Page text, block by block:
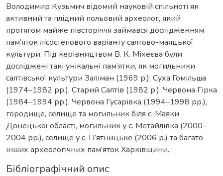
Володимир Кузьмич відомий науковій спільноті як
активний та плідний польовий археолог, який
протягом майже півсторіччя займався дослідженням
пам’яток лісостепового варіанту салтово-маяцької
культури. Під керівництвом В. К. Міхеєва були
досліджені такі унікальні пам’ятки, як могильники
салтівської культури Заліман (1969 р.), Суха Гомільша
(1974–1982 рр.), Старий Салтів (1982 р.), Червона Гірка
(1984–1994 рр.), Червона Гусарівка (1994–1998 рр.),
городище, селище та могильник біля с. Маяки
Донецької області, могильник у с. Метайлівка (2000–
2004 рр.), селище у с. П’ятницьке (2006 р.) та багато
інших археологічних пам’яток Харківщини.
Бібліографічний опис